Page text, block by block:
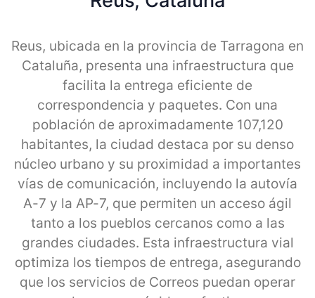
Reus, ubicada en la provincia de Tarragona en
Cataluña, presenta una infraestructura que
facilita la entrega eficiente de
correspondencia y paquetes. Con una
población de aproximadamente 107,120
habitantes, la ciudad destaca por su denso
núcleo urbano y su proximidad a importantes
vías de comunicación, incluyendo la autovía
A-7 y la AP-7, que permiten un acceso ágil
tanto a los pueblos cercanos como a las
grandes ciudades. Esta infraestructura vial
optimiza los tiempos de entrega, asegurando
que los servicios de Correos puedan operar